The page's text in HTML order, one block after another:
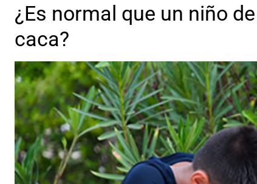
¿Es normal que un niño
caca?